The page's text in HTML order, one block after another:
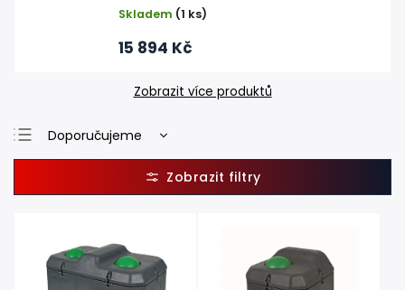
Skladem (1 ks)
15 894 Kč
Zobrazit více produktů
Doporučujeme
Nejlevnější
Nejdražší
Abecedně